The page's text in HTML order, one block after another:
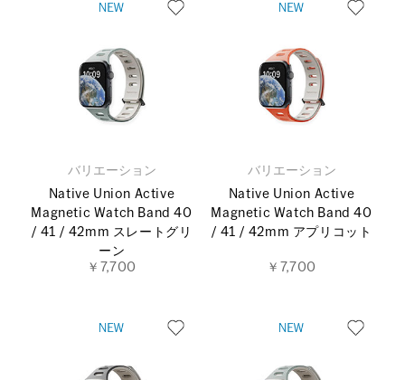
バリエーション
Native Union Active
Magnetic Watch Band 40
/ 41 / 42mm スレートグリ
ーン
￥7,700
バリエーション
Native Union Active
Magnetic Watch Band 40
/ 41 / 42mm アプリコット
￥7,700